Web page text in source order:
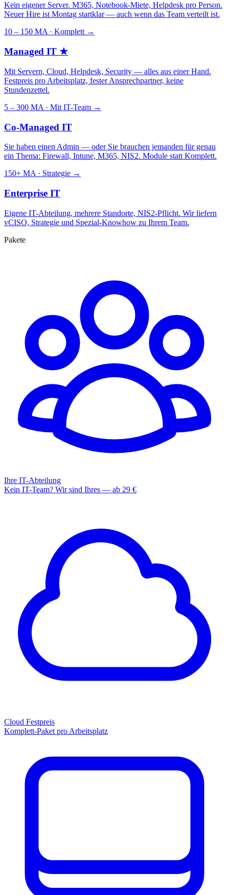
Kein eigener Server. M365, Notebook-Miete, Helpdesk pro Person.
Neuer Hire ist Montag startklar — auch wenn das Team verteilt ist.
10 – 150 MA · Komplett →
Managed IT ★
Mit Servern, Cloud, Helpdesk, Security — alles aus einer Hand.
Festpreis pro Arbeitsplatz, fester Ansprechpartner, keine
Stundenzettel.
5 – 300 MA · Mit IT-Team →
Co-Managed IT
Sie haben einen Admin — oder Sie brauchen jemanden für genau
ein Thema: Firewall, Intune, M365, NIS2. Module statt Komplett.
150+ MA · Strategie →
Enterprise IT
Eigene IT-Abteilung, mehrere Standorte, NIS2-Pflicht. Wir liefern
vCISO, Strategie und Spezial-Knowhow zu Ihrem Team.
Pakete
Ihre IT-Abteilung
Kein IT-Team? Wir sind Ihres — ab 29 €
Cloud Festpreis
Komplett-Paket pro Arbeitsplatz